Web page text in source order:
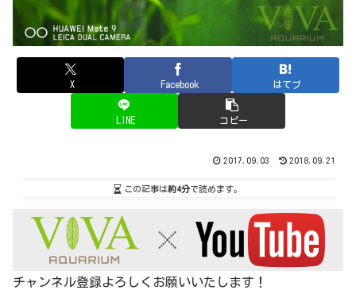
X Facebook はてブ
LINE コピー
2017.09.03 2018.09.21
この記事は約4分で読めます。
チャンネル登録よろしくお願いいたします！